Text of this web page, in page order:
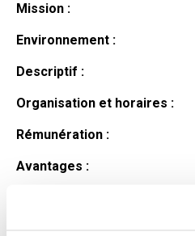
Mission :
Environnement :
Descriptif :
Organisation et horaires :
Rémunération :
Avantages :